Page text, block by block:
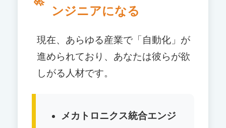
ンジニアになる
現在、あらゆる産業で「自動化」が
進められており、あなたは彼らが欲
しがる人材です。
メカトロニクス統合エンジ